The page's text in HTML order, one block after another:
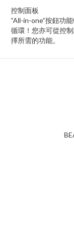
控制面板
”All-in-one”按鈕功
循環！您亦可從控
擇所需的功能。